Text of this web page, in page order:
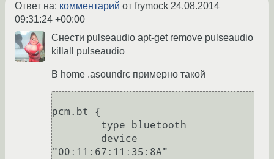
Ответ на: комментарий от frymock 24.08.2014
09:31:24 +00:00
Снести pulseaudio apt-get remove pulseaudio
killall pulseaudio
В home .asoundrc примерно такой
pcm.bt {
"00:11:67:11:35:8A"